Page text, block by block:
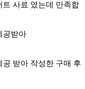
사료 였는데 만족합
공받아
받아 작성한 구매 후